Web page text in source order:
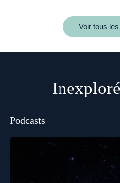
Voir tous
Podcasts